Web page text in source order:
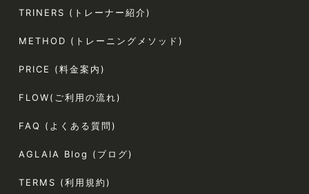
TRINERS (トレーナー紹介)
METHOD (トレーニングメソッド)
PRICE (料金案内)
FLOW(ご利用の流れ)
FAQ (よくある質問)
AGLAIA Blog (ブログ)
TERMS (利用規約)